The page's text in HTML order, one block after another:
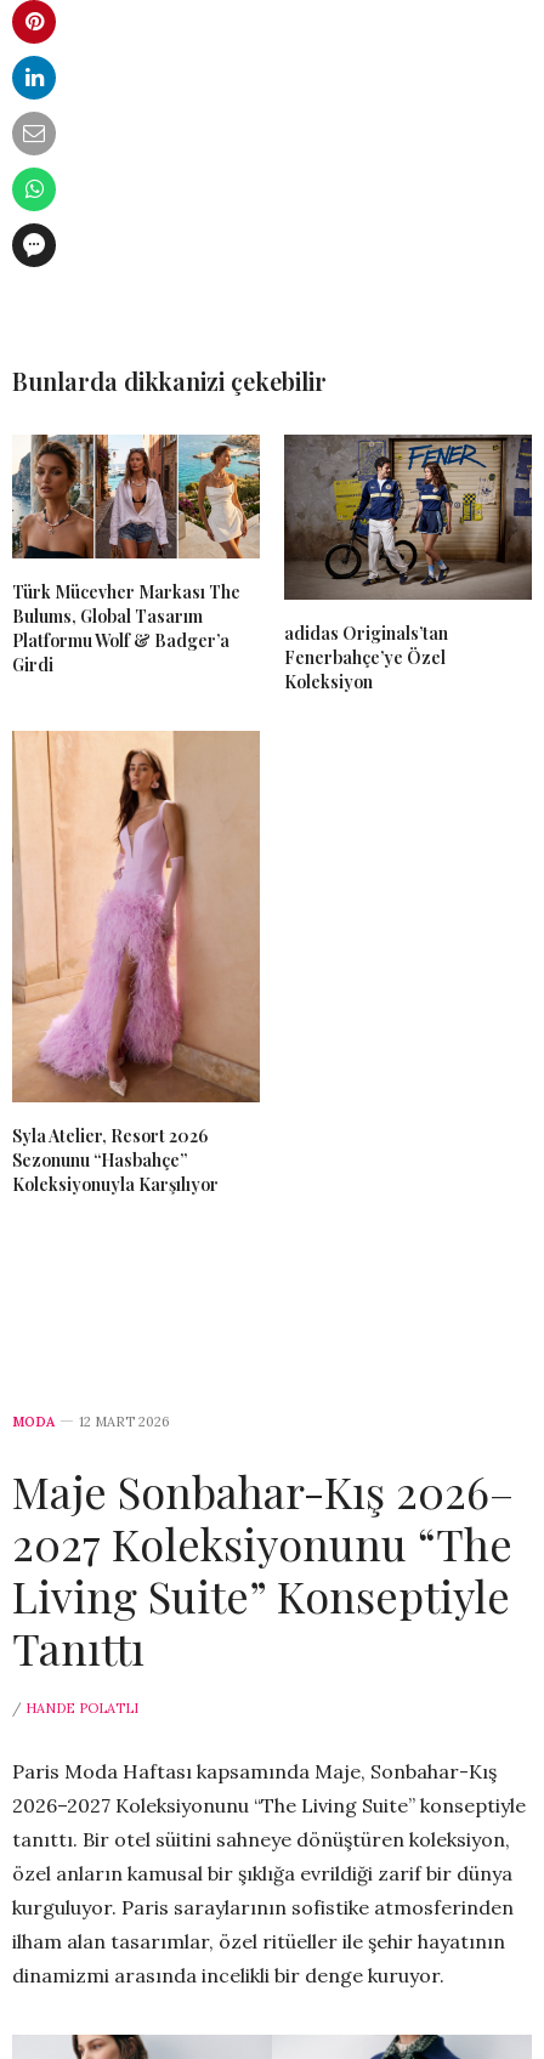
Bunlarda dikkanizi çekebilir
Türk Mücevher Markası The
Bulums, Global Tasarım
Platformu Wolf & Badger’a
Girdi
adidas Originals’tan
Fenerbahçe’ye Özel
Koleksiyon
Syla Atelier, Resort 2026
Sezonunu “Hasbahçe”
Koleksiyonuyla Karşılıyor
MODA 12 MART 2026
Maje Sonbahar-Kış 2026–
2027 Koleksiyonunu “The
Living Suite” Konseptiyle
Tanıttı
/ HANDE POLATLI
Paris Moda Haftası kapsamında Maje, Sonbahar-Kış
2026–2027 Koleksiyonunu “The Living Suite” konseptiyle
tanıttı. Bir otel süitini sahneye dönüştüren koleksiyon,
özel anların kamusal bir şıklığa evrildiği zarif bir dünya
kurguluyor. Paris saraylarının sofistike atmosferinden
ilham alan tasarımlar, özel ritüeller ile şehir hayatının
dinamizmi arasında incelikli bir denge kuruyor.